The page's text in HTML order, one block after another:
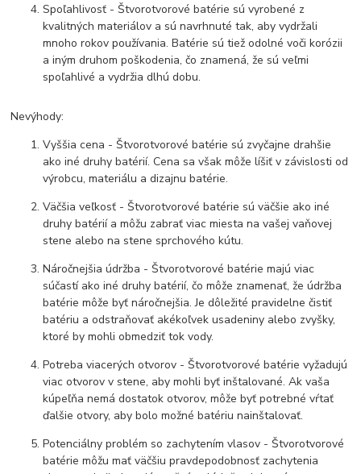
Spoľahlivosť - Štvorotvorové batérie sú vyrobené z
kvalitných materiálov a sú navrhnuté tak, aby vydržali
mnoho rokov používania. Batérie sú tiež odolné voči korózii
a iným druhom poškodenia, čo znamená, že sú veľmi
spoľahlivé a vydržia dlhú dobu.
Nevýhody:
Vyššia cena - Štvorotvorové batérie sú zvyčajne drahšie
ako iné druhy batérií. Cena sa však môže líšiť v závislosti od
výrobcu, materiálu a dizajnu batérie.
Väčšia veľkosť - Štvorotvorové batérie sú väčšie ako iné
druhy batérií a môžu zabrať viac miesta na vašej vaňovej
stene alebo na stene sprchového kútu.
Náročnejšia údržba - Štvorotvorové batérie majú viac
súčastí ako iné druhy batérií, čo môže znamenať, že údržba
batérie môže byť náročnejšia. Je dôležité pravidelne čistiť
batériu a odstraňovať akékoľvek usadeniny alebo zvyšky,
ktoré by mohli obmedziť tok vody.
Potreba viacerých otvorov - Štvorotvorové batérie vyžadujú
viac otvorov v stene, aby mohli byť inštalované. Ak vaša
kúpeľňa nemá dostatok otvorov, môže byť potrebné vŕtať
ďalšie otvory, aby bolo možné batériu nainštalovať.
Potenciálny problém so zachytením vlasov - Štvorotvorové
batérie môžu mať väčšiu pravdepodobnosť zachytenia